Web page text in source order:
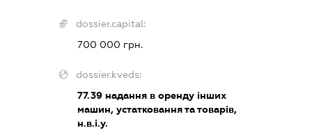
dossier.capital:
700 000 грн.
dossier.kveds:
77.39 надання в оренду інших
машин, устатковання та товарів,
н.в.і.у.